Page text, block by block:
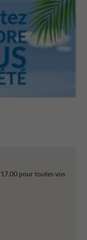
pour toutes vos